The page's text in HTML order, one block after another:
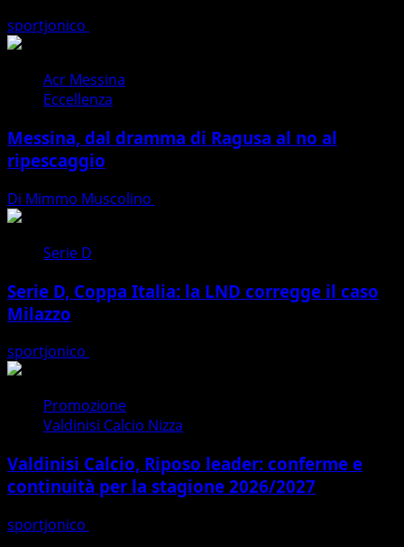
sportjonico
Acr Messina
Eccellenza
Messina, dal dramma di Ragusa al no al
ripescaggio
Di Mimmo Muscolino
Serie D
Serie D, Coppa Italia: la LND corregge il caso
Milazzo
sportjonico
Promozione
Valdinisi Calcio Nizza
Valdinisi Calcio, Riposo leader: conferme e
continuità per la stagione 2026/2027
sportjonico